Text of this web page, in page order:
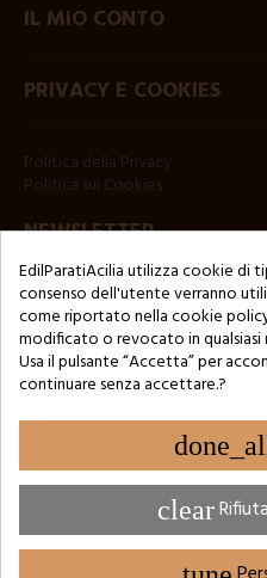
IL MIO CONTO
PRIVACY E COOKIES
NEWSLETTER
Copyright © 2024 by 3Enne
Numero di iscrizione REA: RM-
Website Developed by
EdilParatiAcilia utilizza cookie di
consenso dell'utente verranno
come riportato nella cookie
modificato o revocato in
Usa il pulsante “Accetta” per
continuare senza accettare.?
clear